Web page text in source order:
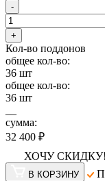
-
+
Кол-во поддонов
общее кол-во:
36 шт
общее кол-во:
36 шт
сумма:
32 400 ₽
ХОЧУ СКИДКУ!
В КОРЗИНУ